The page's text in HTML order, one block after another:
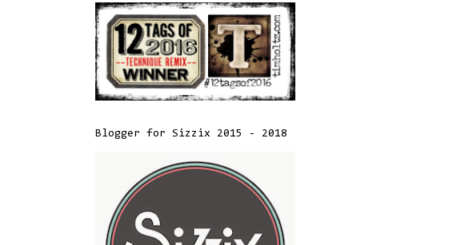
Blogger for Sizzix 2015 - 2018